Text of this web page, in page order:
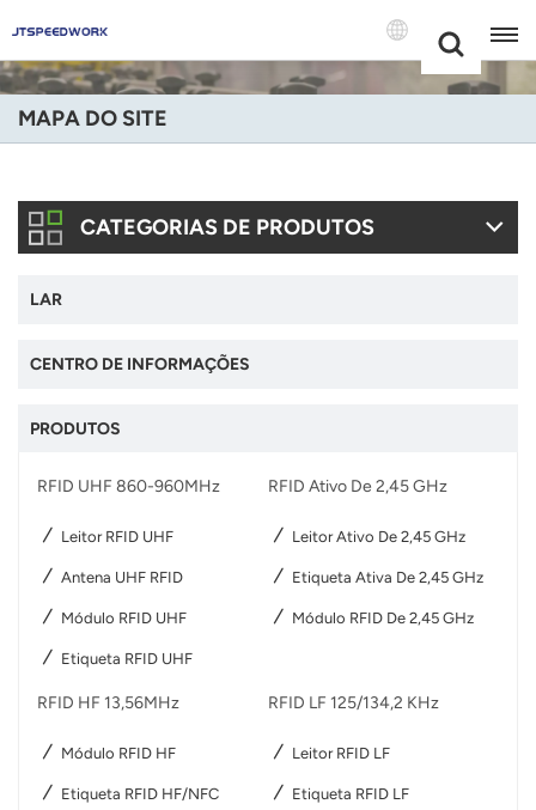
+86 -18681515767
English
Français
Deutsch
Nederland
عربي
日语
Ελληνικά
MAPA DO SITE
CATEGORIAS DE PRODUTOS
LAR
CENTRO DE INFORMAÇÕES
PRODUTOS
RFID UHF 860-960MHz
Leitor RFID UHF
Antena UHF RFID
Módulo RFID UHF
Etiqueta RFID UHF
RFID Ativo De 2,45 GHz
Leitor Ativo De 2,45 GHz
Etiqueta Ativa De 2,45 GHz
Módulo RFID De 2,45 GHz
RFID HF 13,56MHz
Módulo RFID HF
Etiqueta RFID HF/NFC
RFID LF 125/134,2 KHz
Leitor RFID LF
Etiqueta RFID LF